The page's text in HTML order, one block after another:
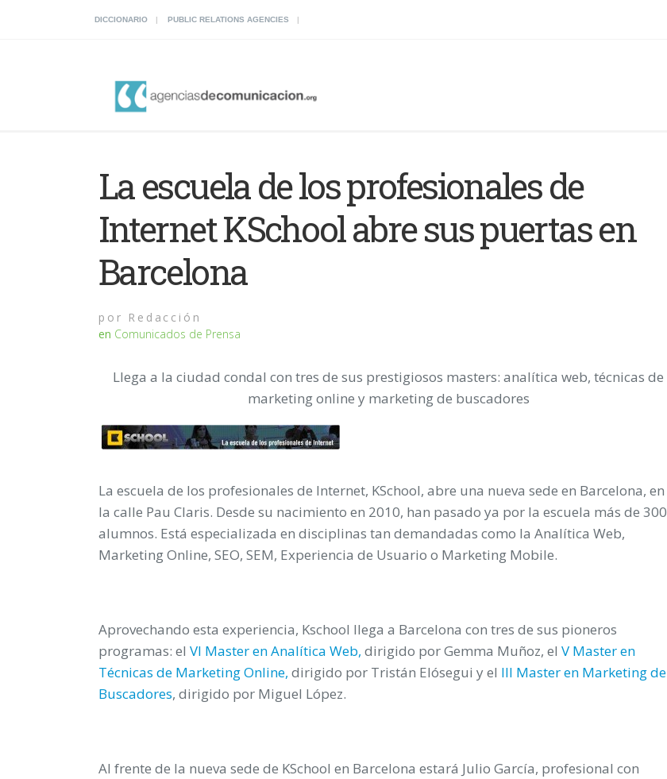
DICCIONARIO PUBLIC RELATIONS AGENCIES
La escuela de los profesionales de
Internet KSchool abre sus puertas en
Barcelona
por Redacción
en Comunicados de Prensa
Llega a la ciudad condal con tres de sus prestigiosos masters: analítica web, técnicas de
marketing online y marketing de buscadores
La escuela de los profesionales de Internet, KSchool, abre una nueva sede en Barcelona, en
la calle Pau Claris. Desde su nacimiento en 2010, han pasado ya por la escuela más de 300
alumnos. Está especializada en disciplinas tan demandadas como la Analítica Web,
Marketing Online, SEO, SEM, Experiencia de Usuario o Marketing Mobile.
Aprovechando esta experiencia, Kschool llega a Barcelona con tres de sus pioneros
programas: el VI Master en Analítica Web, dirigido por Gemma Muñoz, el V Master en
Técnicas de Marketing Online, dirigido por Tristán Elósegui y el III Master en Marketing de
Buscadores, dirigido por Miguel López.
Al frente de la nueva sede de KSchool en Barcelona estará Julio García, profesional con